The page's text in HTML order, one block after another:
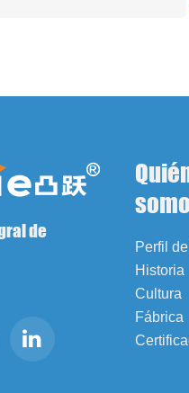
de
Perfil
Historia
Cultura
Fábrica